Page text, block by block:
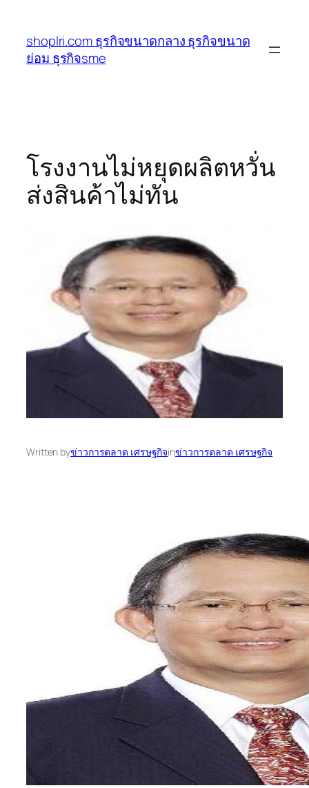
เนื้อหา
shoplri.com ธุรกิจขนาดกลาง ธุรกิจขนาด
ย่อม ธุรกิจsme
โรงงานไม่หยุดผลิตหวั่น
ส่งสินค้าไม่ทัน
Written byข่าวการตลาด เศรษฐกิจinข่าวการตลาด เศรษฐกิจ